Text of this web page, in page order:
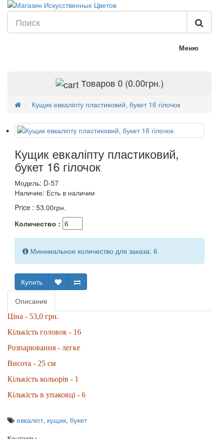
Меню
Товаров 0 (0.00грн.)
Кущик евкаліпту пластиковий, букет 16 гілочок
Кущик евкаліпту пластиковий,
букет 16 гілочок
Модель: D-57
Наличие: Есть в наличии
Price : 53.00грн.
Количество :
Минимальное количество для заказа: 6
Купить
Описание
Ціна - 53,0 грн.
Кількість головок - 16
Розпарювання - легке
Висота - 25 см
Кількість кольорів - 1
Кількість в упаковці - 6
евкаліпт, кущик, букет